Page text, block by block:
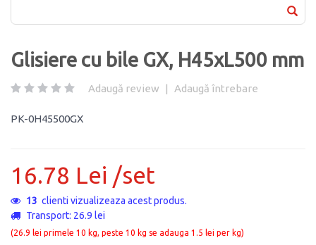
Glisiere cu bile GX, H45xL500 mm
Adaugă review | Adaugă întrebare
PK-0H45500GX
16.78 Lei /set
13 clienti vizualizeaza acest produs.
Transport: 26.9 lei
(26.9 lei primele 10 kg, peste 10 kg se adauga 1.5 lei per kg)